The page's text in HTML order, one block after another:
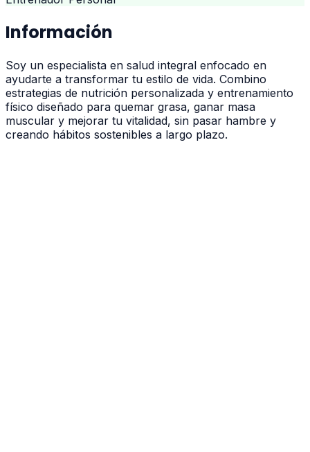
Información
Soy un especialista en salud integral enfocado en
ayudarte a transformar tu estilo de vida. Combino
estrategias de nutrición personalizada y entrenamiento
físico diseñado para quemar grasa, ganar masa
muscular y mejorar tu vitalidad, sin pasar hambre y
creando hábitos sostenibles a largo plazo.